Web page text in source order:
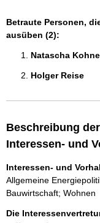
Betraute Personen,
ausüben (2):
Natascha
Holger Reise
Beschreibung
Interessen- und
Interessen- und
Allgemeine
Bauwirtschaft; Wohnen
Die